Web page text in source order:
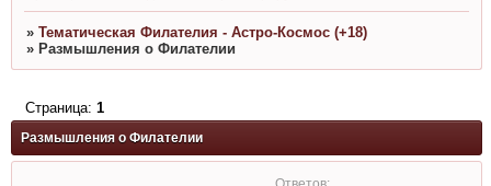
» Тематическая Филателия - Астро-Космос (+18)
» Размышления о Филателии
Размышления о Филателии
Страница: 1